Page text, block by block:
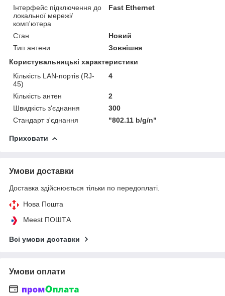
Інтерфейс підключення до
локальної мережі/
комп'ютера
Fast Ethernet
Стан
Новий
Тип антени
Зовнішня
Користувальницькі характеристики
Кількість LAN-портів (RJ-
45)
4
Кількість антен
2
Швидкість з'єднання
300
Стандарт з'єднання
"802.11 b/g/n"
Приховати
Умови доставки
Доставка здійснюється тільки по передоплаті.
Нова Пошта
Meest ПОШТА
Всі умови доставки
Умови оплати